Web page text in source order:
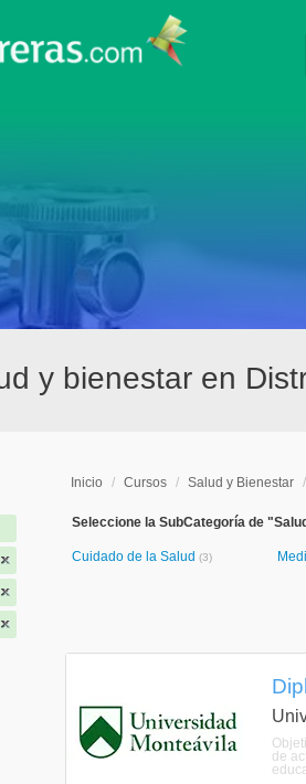
y bienestar en
Inicio / Cursos / Salud y Bienestar /
Seleccione la SubCategoría de
Cuidado de la Salud (3)
de